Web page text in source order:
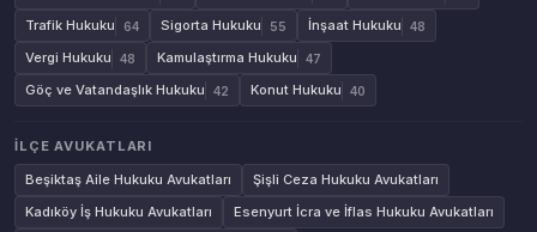
Trafik Hukuku 64 Sigorta Hukuku 55 İnşaat Hukuku 48
Vergi Hukuku 48 Kamulaştırma Hukuku 47
Göç ve Vatandaşlık Hukuku 42 Konut Hukuku 40
İLÇE AVUKATLARI
Beşiktaş Aile Hukuku Avukatları
Şişli Ceza Hukuku Avukatları
Kadıköy İş Hukuku Avukatları
Esenyurt İcra ve İflas Hukuku Avukatları